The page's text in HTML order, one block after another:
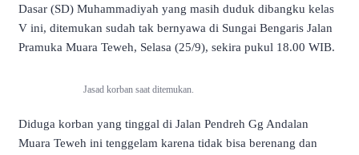
Dasar (SD) Muhammadiyah yang masih duduk dibangku kelas
V ini, ditemukan sudah tak bernyawa di Sungai Bengaris Jalan
Pramuka Muara Teweh, Selasa (25/9), sekira pukul 18.00 WIB.
Jasad korban saat ditemukan.
Diduga korban yang tinggal di Jalan Pendreh Gg Andalan
Muara Teweh ini tenggelam karena tidak bisa berenang dan